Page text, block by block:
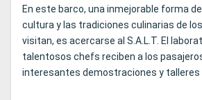
En este barco, una inmejorable forma
cultura y las tradiciones culinarias de
visitan, es acercarse al S.A.L.T. El
talentosos chefs reciben a los
interesantes demostraciones y